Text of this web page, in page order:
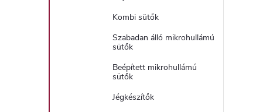
Kombi sütők
Szabadan álló mikrohullámú
sütők
Beépített mikrohullámú
sütők
Jégkészítők